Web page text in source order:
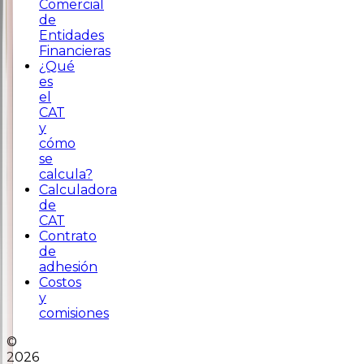
Comercial
de
Entidades
Financieras
¿Qué
es
el
CAT
y
cómo
se
calcula?
Calculadora
de
CAT
Contrato
de
adhesión
Costos
y
comisiones
©
2026